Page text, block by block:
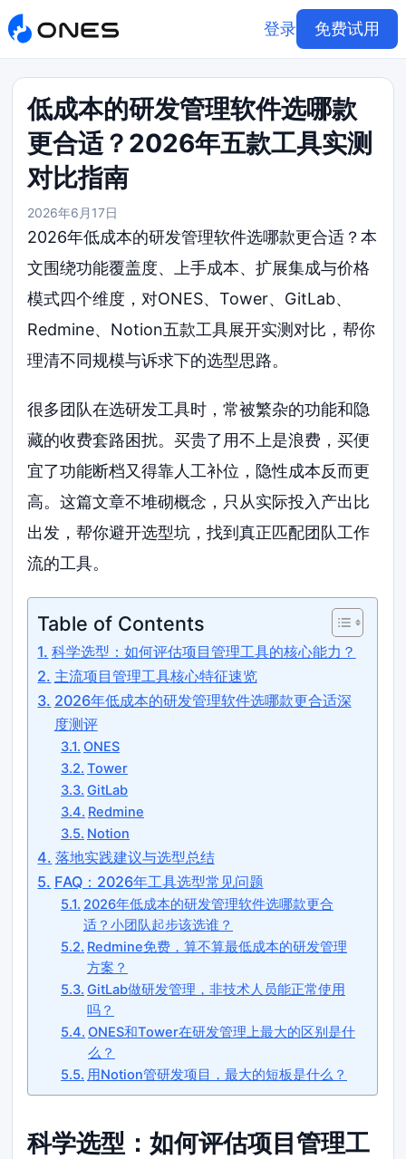
登录 免费试用
低成本的研发管理软件选哪款
更合适？2026年五款工具实测
对比指南
2026年6月17日
2026年低成本的研发管理软件选哪款更合适？本
文围绕功能覆盖度、上手成本、扩展集成与价格
模式四个维度，对ONES、Tower、GitLab、
Redmine、Notion五款工具展开实测对比，帮你
理清不同规模与诉求下的选型思路。
很多团队在选研发工具时，常被繁杂的功能和隐
藏的收费套路困扰。买贵了用不上是浪费，买便
宜了功能断档又得靠人工补位，隐性成本反而更
高。这篇文章不堆砌概念，只从实际投入产出比
出发，帮你避开选型坑，找到真正匹配团队工作
流的工具。
Table of Contents
科学选型：如何评估项目管理工具的核心能力？
主流项目管理工具核心特征速览
2026年低成本的研发管理软件选哪款更合适深
度测评
ONES
Tower
GitLab
Redmine
Notion
落地实践建议与选型总结
FAQ：2026年工具选型常见问题
2026年低成本的研发管理软件选哪款更合
适？小团队起步该选谁？
Redmine免费，算不算最低成本的研发管理
方案？
GitLab做研发管理，非技术人员能正常使用
吗？
ONES和Tower在研发管理上最大的区别是什
么？
用Notion管研发项目，最大的短板是什么？
科学选型：如何评估项目管理工